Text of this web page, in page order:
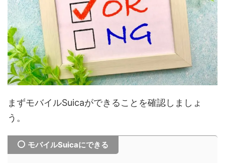
まずモバイルSuicaができることを確認しましょ
う。
モバイルSuicaにできる